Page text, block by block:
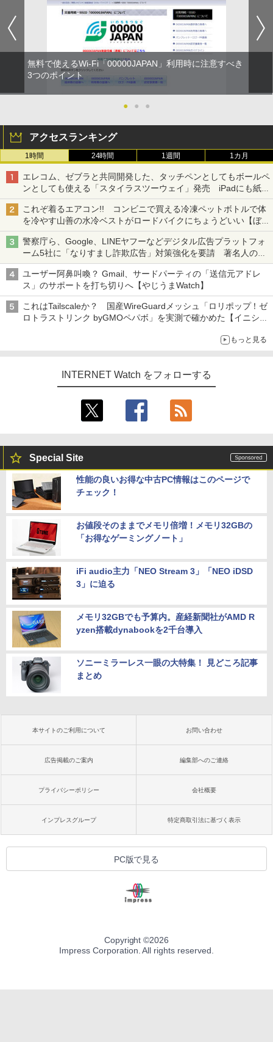
無料で使えるWi-Fi「00000JAPAN」利用時に注意すべき
3つのポイント
● ● ●
アクセスランキング
1時間 24時間 1週間 1カ月
エレコム、ゼブラと共同開発した、タッチペンとしてもボールペ
ンとしても使える「スタイラスツーウェイ」発売 iPadにも紙に
も、持ち替えずに書き込める
これぞ着るエアコン!! コンビニで買える冷凍ペットボトルで体
を冷やす山善の水冷ベストがロードバイクにちょうどいい【ぼっ
ち・ざ・ろーど！その14】【空いた時間でなにしてる？】
警察庁ら、Google、LINEヤフーなどデジタル広告プラットフォ
ーム5社に「なりすまし詐欺広告」対策強化を要請 著名人の写
真や映像を使った投資詐欺などへの対策として
ユーザー阿鼻叫喚？ Gmail、サードパーティの「送信元アドレ
ス」のサポートを打ち切りへ【やじうまWatch】
これはTailscaleか？ 国産WireGuardメッシュ「ロリポップ！ゼ
ロトラストリンク byGMOペパボ」を実測で確かめた【イニシャ
もっと見る
INTERNET Watch をフォローする
Special Site
性能の良いお得な中古PC情報はこのページで
チェック！
お値段そのままでメモリ倍増！メモリ32GBの
「お得なゲーミングノート」
iFi audio主力「NEO Stream 3」「NEO iDSD
3」に迫る
メモリ32GBでも予算内。産経新聞社がAMD R
yzen搭載dynabookを2千台導入
ソニーミラーレス一眼の大特集！ 見どころ記事
まとめ
本サイトのご利用について お問い合わせ
広告掲載のご案内 編集部へのご連絡
プライバシーポリシー 会社概要
インプレスグループ 特定商取引法に基づく表示
PC版で見る
Copyright ©2026
Impress Corporation. All rights reserved.